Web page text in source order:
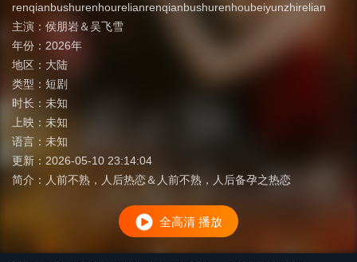
renqianbushurenhourelianrenqianbushurenhoubeiyunzhirelian
主演： 侯朋岩＆吴飞雪
年份： 2026年
地区： 大陆
类型： 短剧
时长： 未知
上映： 未知
语言： 未知
更新： 2026-05-10 23:14:04
简介： 人前不熟，人后热恋＆人前不熟，人后备孕之热恋
全高清 播放